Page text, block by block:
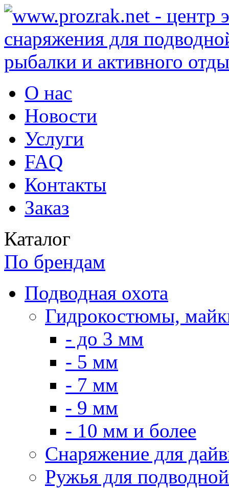
О нас
Новости
Услуги
FAQ
Контакты
Заказ
Каталог
По брендам
Подводная охота
Гидрокостюмы,
- до 3 мм
- 5 мм
- 7 мм
- 9 мм
- 10 мм и более
Снаряжение для
Ружья для